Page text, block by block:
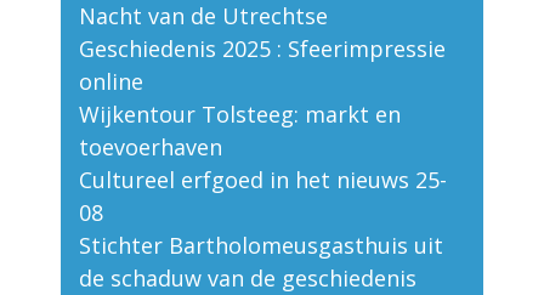
Nacht van de Utrechtse
Geschiedenis 2025 : Sfeerimpressie
online
Wijkentour Tolsteeg: markt en
toevoerhaven
Cultureel erfgoed in het nieuws 25-
08
Stichter Bartholomeusgasthuis uit
de schaduw van de geschiedenis